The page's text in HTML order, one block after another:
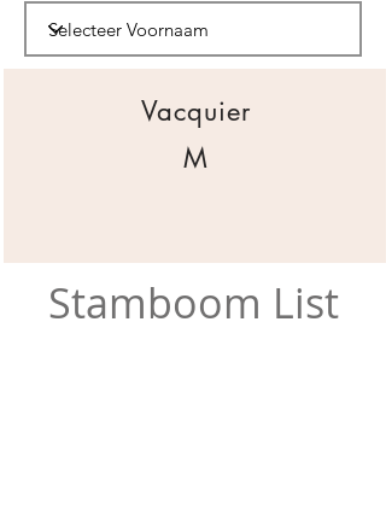
Vacquier
M
Stamboom List